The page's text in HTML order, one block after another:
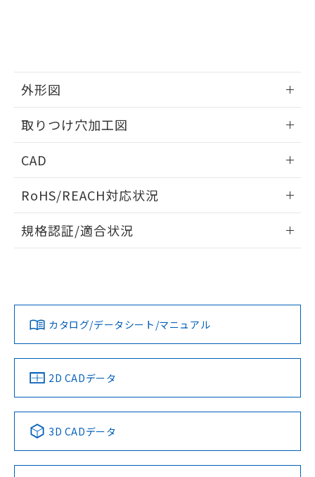
外形図
取りつけ穴加工図
CAD
ドすることができます。
ログイン/会員登録
ダウンロードデータをご利用いただく前に、以下を必ずお読
みください。
ソフトウェアの使用条件
RoHS/REACH対応状況
EU RoHS 注意事項・凡例
対応済み
中国 RoHS 注意事項・凡例
Pb Hg Cd Cr(VI)
規格認証/適合状況
LR型式承認
（イギリス
船舶規格）
DNV型式承認
（ノルウェー
BV型式承認
（フランス
KR型式
（韓国
No No No No
この製品の規格認証/適合状況ページへ
その他の認証はこちらのページからご検索ください
カタログ/データシート/マニュアル
2D CADデータ
3D CADデータ
品・サービスに関するお客様との取
の共同利用に関して"
用者の範囲」に記載されている法人を
EU RoHS指令（10物質）の非含有証明書
51物質の非含有証明書（当社基準）
※本証明書は発行日時点で非含有を証明す
物質の対応では、対応完了までの期間は出
荷製品に未対応品が混在することから備考
欄に対応日を記載しておりました。
既に当社にて対応品への在庫切替を完了